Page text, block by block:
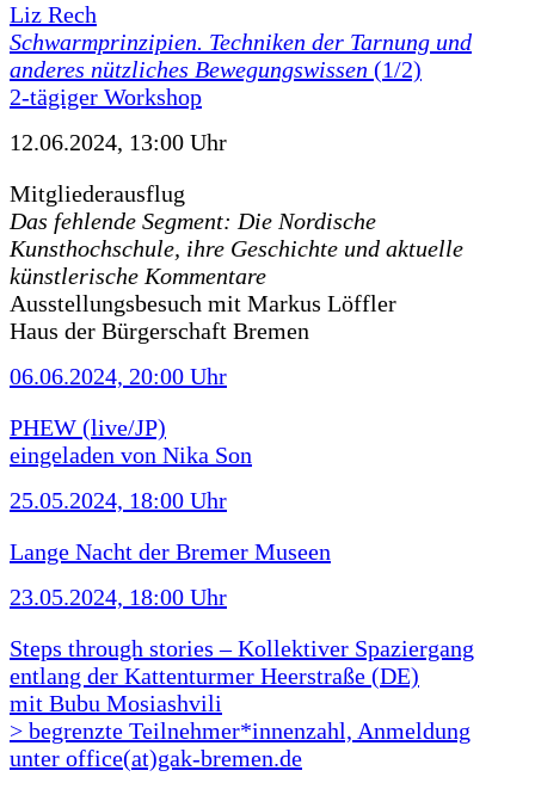
Liz Rech
Schwarmprinzipien. Techniken der Tarnung und
anderes nützliches Bewegungswissen (1/2)
2-tägiger Workshop
12.06.2024, 13:00 Uhr
Mitgliederausflug
Das fehlende Segment: Die Nordische
Kunsthochschule, ihre Geschichte und aktuelle
künstlerische Kommentare
Ausstellungsbesuch mit Markus Löffler
Haus der Bürgerschaft Bremen
06.06.2024, 20:00 Uhr
PHEW (live/JP)
eingeladen von Nika Son
25.05.2024, 18:00 Uhr
Lange Nacht der Bremer Museen
23.05.2024, 18:00 Uhr
Steps through stories – Kollektiver Spaziergang
entlang der Kattenturmer Heerstraße (DE)
mit Bubu Mosiashvili
> begrenzte Teilnehmer*innenzahl, Anmeldung
unter office(at)gak-bremen.de